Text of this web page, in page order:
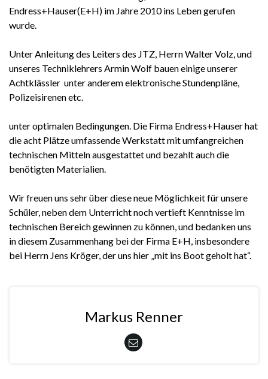
Endress+Hauser(E+H) im Jahre 2010 ins Leben gerufen
wurde.
Unter Anleitung des Leiters des JTZ, Herrn Walter Volz, und
unseres Techniklehrers Armin Wolf bauen einige unserer
Achtklässler unter anderem elektronische Stundenpläne,
Polizeisirenen etc.
unter optimalen Bedingungen. Die Firma Endress+Hauser hat
die acht Plätze umfassende Werkstatt mit umfangreichen
technischen Mitteln ausgestattet und bezahlt auch die
benötigten Materialien.
Wir freuen uns sehr über diese neue Möglichkeit für unsere
Schüler, neben dem Unterricht noch vertieft Kenntnisse im
technischen Bereich gewinnen zu können, und bedanken uns
in diesem Zusammenhang bei der Firma E+H, insbesondere
bei Herrn Jens Kröger, der uns hier „mit ins Boot geholt hat“.
Markus Renner